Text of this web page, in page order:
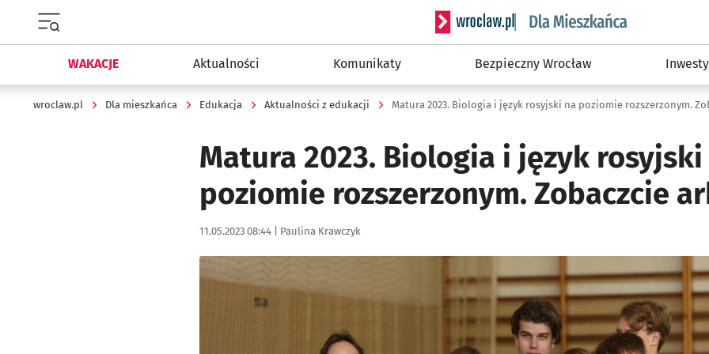
Serwis informacyjny wroclaw.pl podserwis: Dla
WAKACJE Aktualności Komunikaty Bezpieczny Wrocław
wroclaw.pl Dla mieszkańca Edukacja Aktualności z edukacji
Matura 2023. Biologia i język rosyjski
poziomie rozszerzonym. Zobaczcie
Data publikacji:
11.05.2023 08:44 | Autor:
Paulina Krawczyk